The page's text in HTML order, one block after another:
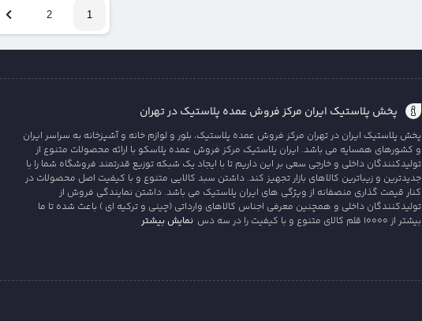
1
2
پخش پلاستیک ایران مرکز فروش عمده پلاستیک در تهران
پخش پلاستیک ایران در تهران مرکز فروش عمده پلاستیک، بلور و لوازم خانه و آشپزخانه به سراسر ایران
و کشورهای همسایه می باشد. ایران پلاستیک مرکز فروش عمده پلاسکو با ارائه محصولات متنوع از
تولیدکنندگان داخلی و خارجی سعی بر این داریم تا با ایجاد یک شبکه توزیع قدرتمند فروشگاه شما را با
جدیدترین و زیباترین کالاهای بازار تجهیز کند. داشتن سبد کالایی متنوع و با کیفیت اصل محصولات در
کنار قیمت گذاری منصفانه از ویژگی های ایران پلاستیک می باشد. داشتن نمایندگی فروش از
تولیدکنندگان داخلی و همچنین معرفی اجناس کالاهای وارداتی (چینی و ترکیه ای ) باعث شده تا ما
بیشتر از 10000 قلم کالای متنوع و با کیفیت را در سه دس
نمایش بیشتر